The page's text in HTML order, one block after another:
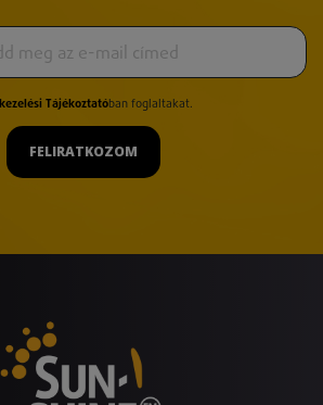
Tájékoztatóban foglaltakat.
FELIRATKOZOM